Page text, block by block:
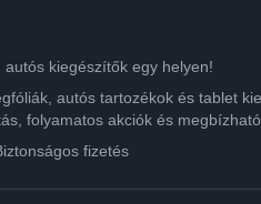
kiegészítők egy helyen!
autós tartozékok és tablet
folyamatos akciók és
fizetés